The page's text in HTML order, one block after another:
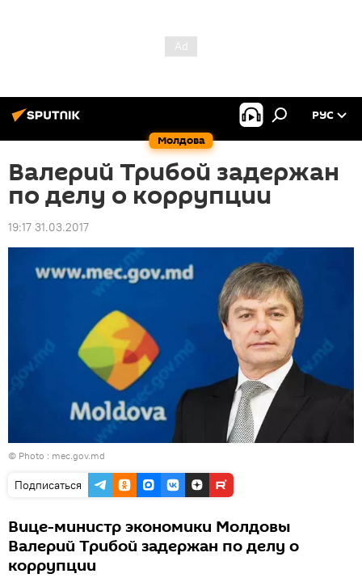
Молдова
РУС
Валерий Трибой задержан
по делу о коррупции
19:17 31.03.2017
© Photo : mec.gov.md
Подписаться
Вице-министр экономики Молдовы
Валерий Трибой задержан по делу о
коррупции